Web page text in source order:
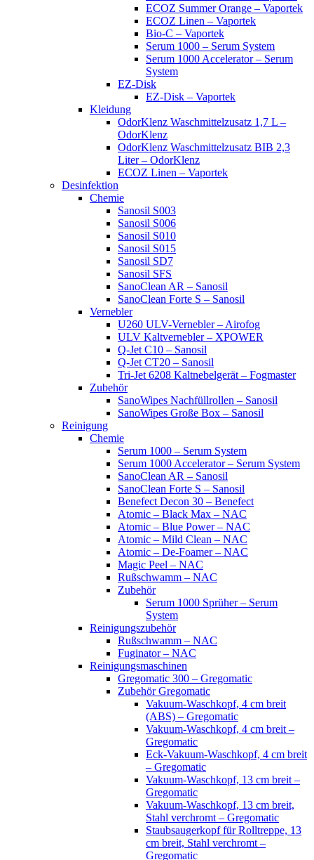
ECOZ Summer Orange – Vaportek
ECOZ Linen – Vaportek
Bio-C – Vaportek
Serum 1000 – Serum System
Serum 1000 Accelerator – Serum
System
EZ-Disk
EZ-Disk – Vaportek
Kleidung
OdorKlenz Waschmittelzusatz 1,7 L –
OdorKlenz
OdorKlenz Waschmittelzusatz BIB 2,3
Liter – OdorKlenz
ECOZ Linen – Vaportek
Desinfektion
Chemie
Sanosil S003
Sanosil S006
Sanosil S010
Sanosil S015
Sanosil SD7
Sanosil SFS
SanoClean AR – Sanosil
SanoClean Forte S – Sanosil
Vernebler
U260 ULV-Vernebler – Airofog
ULV Kaltvernebler – XPOWER
Q-Jet C10 – Sanosil
Q-Jet CT20 – Sanosil
Tri-Jet 6208 Kaltnebelgerät – Fogmaster
Zubehör
SanoWipes Nachfüllrollen – Sanosil
SanoWipes Große Box – Sanosil
Reinigung
Chemie
Serum 1000 – Serum System
Serum 1000 Accelerator – Serum System
SanoClean AR – Sanosil
SanoClean Forte S – Sanosil
Benefect Decon 30 – Benefect
Atomic – Black Max – NAC
Atomic – Blue Power – NAC
Atomic – Mild Clean – NAC
Atomic – De-Foamer – NAC
Magic Peel – NAC
Rußschwamm – NAC
Zubehör
Serum 1000 Sprüher – Serum
System
Reinigungszubehör
Rußschwamm – NAC
Fuginator – NAC
Reinigungsmaschinen
Gregomatic 300 – Gregomatic
Zubehör Gregomatic
Vakuum-Waschkopf, 4 cm breit
(ABS) – Gregomatic
Vakuum-Waschkopf, 4 cm breit –
Gregomatic
Eck-Vakuum-Waschkopf, 4 cm breit
– Gregomatic
Vakuum-Waschkopf, 13 cm breit –
Gregomatic
Vakuum-Waschkopf, 13 cm breit,
Stahl verchromt – Gregomatic
Staubsaugerkopf für Rolltreppe, 13
cm breit, Stahl verchromt –
Gregomatic